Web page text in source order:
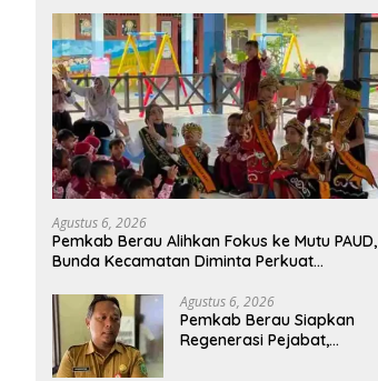
Agustus 6, 2026
Pemkab Berau Alihkan Fokus ke Mutu PAUD,
Bunda Kecamatan Diminta Perkuat
Agustus 6, 2026
Pemkab Berau Siapkan
Regenerasi Pejabat,